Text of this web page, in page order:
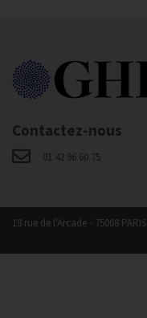
Contactez-nous
01 42 96 60 75
18 rue de l'Arcade - 75008 PARIS